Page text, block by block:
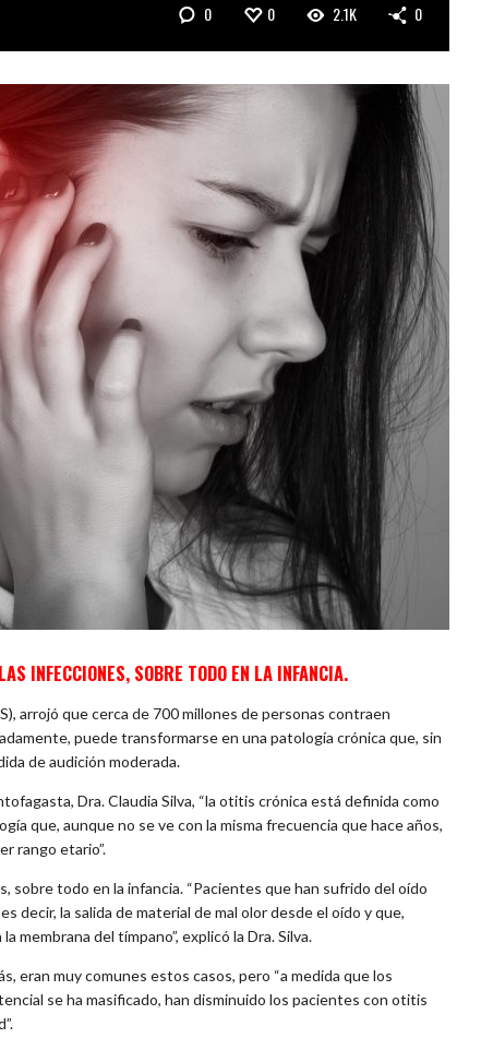
0 0 2.1K 0
INFECCIONES, SOBRE TODO EN LA INFANCIA.
arrojó que cerca de 700 millones de personas contraen
puede transformarse en una patología crónica que, sin
de audición moderada.
Dra. Claudia Silva, “la otitis crónica está definida como
que, aunque no se ve con la misma frecuencia que hace años,
rango etario”.
sobre todo en la infancia. “Pacientes que han sufrido del oído
decir, la salida de material de mal olor desde el oído y que,
membrana del tímpano”, explicó la Dra. Silva.
eran muy comunes estos casos, pero “a medida que los
se ha masificado, han disminuido los pacientes con otitis